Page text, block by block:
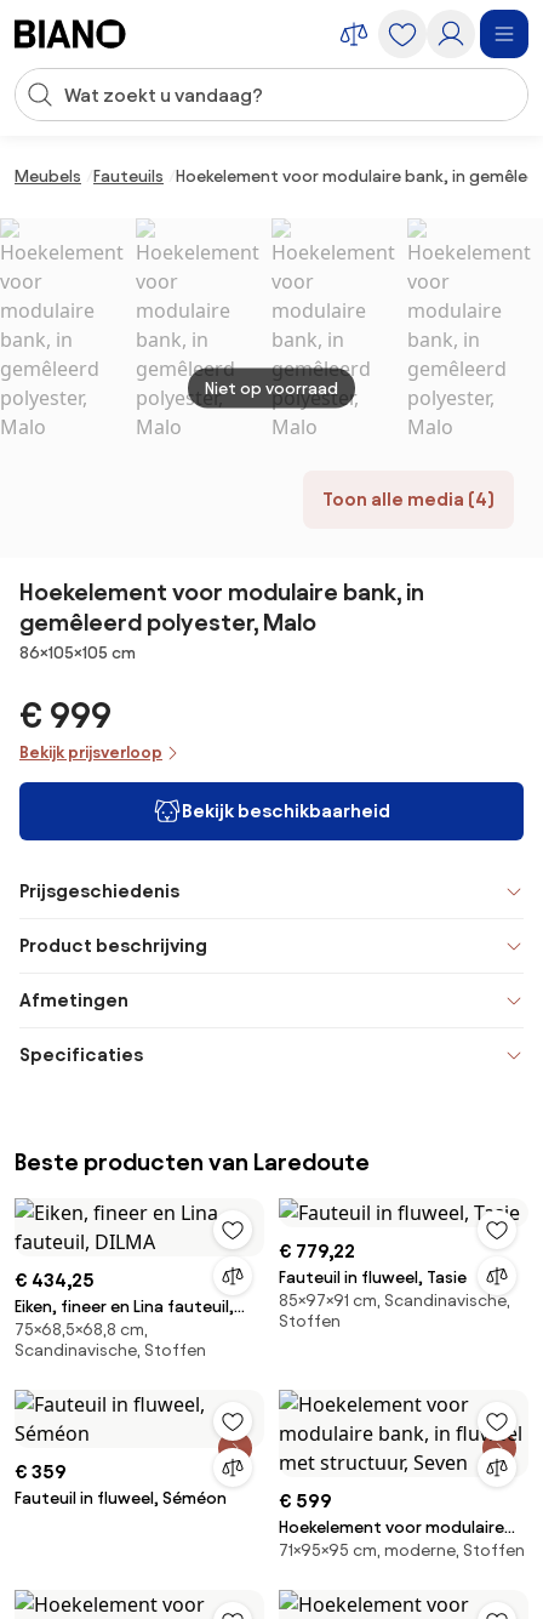
Zoekopdracht invoeren
Meubels Fauteuils Hoekelement voor modulaire bank, in
Toon alle media (4)
Niet op voorraad
Hoekelement voor modulaire bank, in
gemêleerd polyester, Malo
Afmetingen
86×105×105 cm
€ 999
Bekijk prijsverloop
Bekijk beschikbaarheid
Prijsgeschiedenis
Product beschrijving
Afmetingen
Specificaties
Beste producten van Laredoute
€ 434,25
Eiken, fineer en Lina fauteuil,
DILMA
75×68,5×68,8 cm,
Scandinavische, Stoffen
€ 779,22
Fauteuil in fluweel, Tasie
85×97×91 cm, Scandinavische,
Stoffen
€ 359
Fauteuil in fluweel, Séméon € 599
Hoekelement voor modulaire
bank, in fluweel met structuur,
71×95×95 cm, moderne, Stoffen